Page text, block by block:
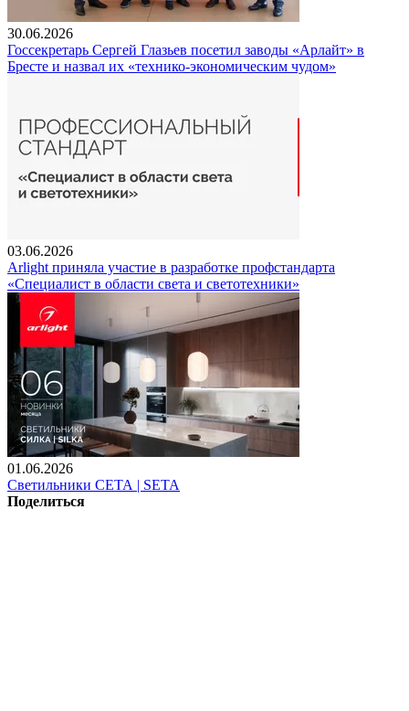
30.06.2026
Госсекретарь Сергей Глазьев посетил заводы «Арлайт» в
Бресте и назвал их «технико-экономическим чудом»
03.06.2026
Arlight приняла участие в разработке профстандарта
«Специалист в области света и светотехники»
01.06.2026
Светильники СЕТА | SETA
Поделиться